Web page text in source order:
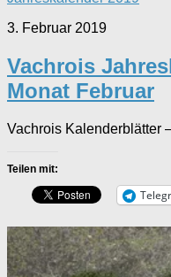
3. Februar 2019
Vachrois
Monat Februar
Vachrois Kalenderblätter
Teilen mit: